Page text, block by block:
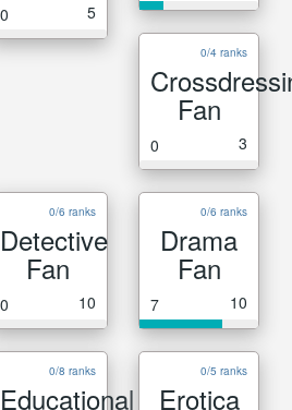
0 5
0/4 ranks
Fan
0 3
0/6 ranks
Detective
Fan
0 10
0/6 ranks
Drama
Fan
7 10
0/8 ranks
Educational
0/5 ranks
Erotica